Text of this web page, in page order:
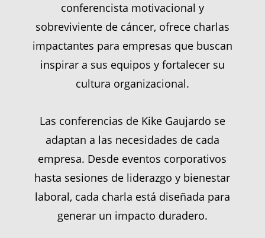
conferencista motivacional y
sobreviviente de cáncer, ofrece charlas
impactantes para empresas que buscan
inspirar a sus equipos y fortalecer su
cultura organizacional.
Las conferencias de Kike Gaujardo se
adaptan a las necesidades de cada
empresa. Desde eventos corporativos
hasta sesiones de liderazgo y bienestar
laboral, cada charla está diseñada para
generar un impacto duradero.